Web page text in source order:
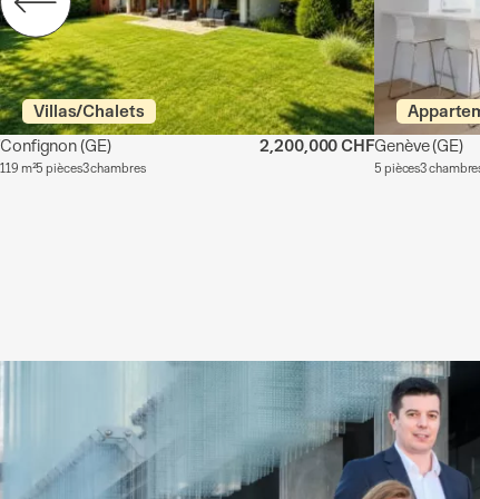
Villas/Chalets
Confignon(GE)
119 m²5 pièces3 chambres
2,200,000 CHFGenève(GE)
5 pièces3